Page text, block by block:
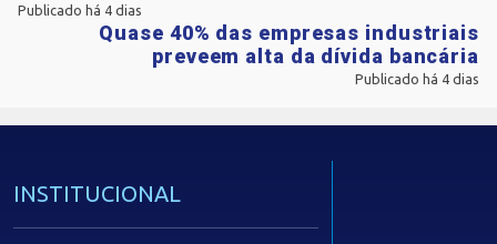
Publicado há 4 dias
Quase 40% das empresas industriais
preveem alta da dívida bancária
Publicado há 4 dias
INSTITUCIONAL